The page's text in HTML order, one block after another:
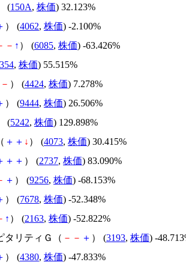
(150A, 株価) 32.123%
） (4062, 株価) -2.100%
－ ↑ ） (6085, 株価) -63.426%
, 株価) 55.515%
－ ） (4424, 株価) 7.278%
） (9444, 株価) 26.506%
(5242, 株価) 129.898%
＋ ＋ ↓ ） (4073, 株価) 30.415%
＋ ＋ ） (2737, 株価) 83.090%
＋ ） (9256, 株価) -68.153%
） (7678, 株価) -52.348%
↑ ） (2163, 株価) -52.822%
タリティＧ（ － － ＋ ） (3193, 株価) -
） (4380, 株価) -47.833%